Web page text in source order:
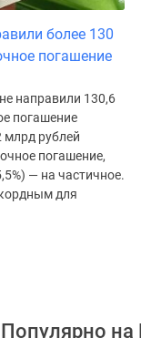
более 130
погашение
направили 130,6
погашение
млрд рублей
погашение,
— на частичное.
для
Популярно на